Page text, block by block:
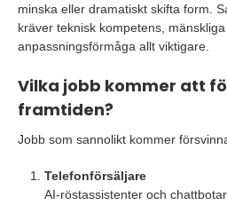
minska eller dramatiskt skifta form.
kräver teknisk kompetens,
anpassningsförmåga allt viktigare.
Vilka jobb kommer att
framtiden?
Jobb som sannolikt kommer
Telefonförsäljare
AI-röstassistenter och